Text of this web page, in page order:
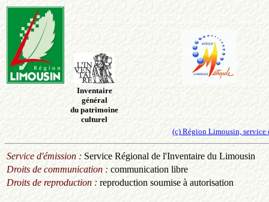
Inventaire
général
du patrimoine
culturel
(c) Région Limousin,
Service d'émission : Service Régional de l'Inventaire du Limousin
Droits de communication : communication libre
Droits de reproduction : reproduction soumise à autorisation